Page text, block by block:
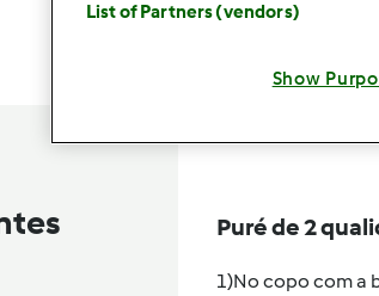
Puré de 2
1)No copo com a
List of Partners (vendors)
Show